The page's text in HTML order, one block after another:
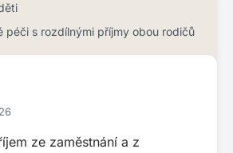
péči s rozdílnými příjmy obou rodičů
ze zaměstnání a z